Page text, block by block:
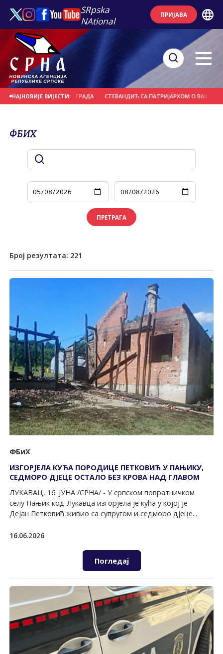
SRpska
NAtional
ПРИЈАВА
НАЈНОВИЈЕ ВИЈЕСТИ:
ПОДРУЧЈУ ГРАДА СТЕВАНДИЋ СА ПАТРИЈАРХОМ О ВАЖНИМ
ФБИХ
ПРЕТРАГА
Број резултата: 221
ФБиХ
ИЗГОРЈЕЛА КУЋА ПОРОДИЦЕ ПЕТКОВИЋ У ПАЊИКУ,
СЕДМОРО ДЈЕЦЕ ОСТАЛО БЕЗ КРОВА НАД ГЛАВОМ
ЛУКАВАЦ, 16. ЈУНА /СРНА/ - У српском повратничком
селу Пањик код Лукавца изгорјела је кућа у којој је
Дејан Петковић живио са супругом и седморо дјеце...
16.06.2026
Погледај